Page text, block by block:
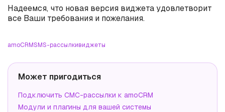
Надеемся, что новая версия виджета удовлетворит
все Ваши требования и пожелания.
amoCRMSMS-рассылкивиджеты
Может пригодиться
Подключить СМС-рассылки к amoCRM
Модули и плагины для вашей системы